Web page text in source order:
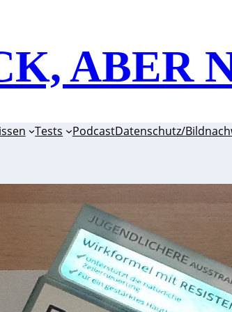
ABER
Tests PodcastDatenschutz/